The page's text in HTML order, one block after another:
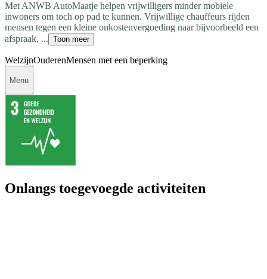
Met ANWB AutoMaatje helpen vrijwilligers minder mobiele
inwoners om toch op pad te kunnen. Vrijwillige chauffeurs rijden
mensen tegen een kleine onkostenvergoeding naar bijvoorbeeld een
afspraak, ... Toon meer
WelzijnOuderenMensen met een beperking
Menu
Onlangs toegevoegde activiteiten